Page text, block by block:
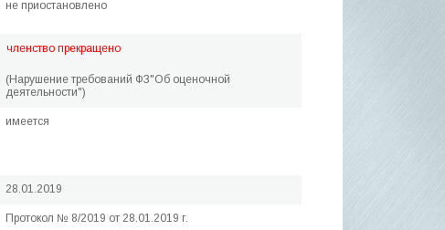
не приостановлено
членство прекращено
(Нарушение требований ФЗ"Об оценочной
деятельности")
имеется
28.01.2019
Протокол № 8/2019 от 28.01.2019 г.